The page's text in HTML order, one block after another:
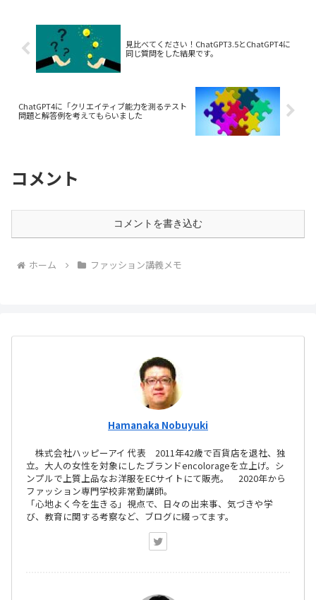
見比べてください！ChatGPT3.5とChatGPT4に
同じ質問をした結果です。
ChatGPT4に「クリエイティブ能力を測るテスト
問題と解答例を考えてもらいました
コメント
コメントを書き込む
ホーム ファッション講義メモ
Hamanaka Nobuyuki
株式会社ハッピーアイ 代表 2011年42歳で百貨店を退社、独
立。大人の女性を対象にしたブランドencolorageを立上げ。シ
ンプルで上質上品なお洋服をECサイトにて販売。 2020年から
ファッション専門学校非常勤講師。
「心地よく今を生きる」視点で、日々の出来事、気づきや学
び、教育に関する考察など、ブログに綴ってます。